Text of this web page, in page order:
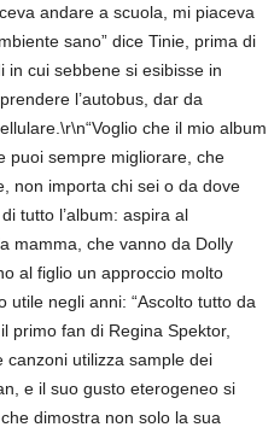
andare a scuola, mi piaceva
sano” dice Tinie, prima di
in cui sebbene si esibisse in
l’autobus, dar da
che il mio album
puoi sempre migliorare, che
non importa chi sei o da dove
tutto l’album: aspira al
mamma, che vanno da Dolly
al figlio un approccio molto
negli anni: “Ascolto tutto da
primo fan di Regina Spektor,
canzoni utilizza sample dei
e il suo gusto eterogeneo si
dimostra non solo la sua